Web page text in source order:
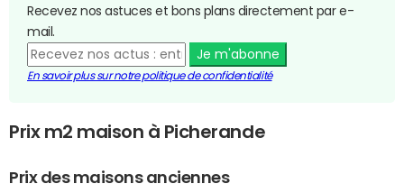
Recevez nos astuces et bons plans directement par e-
mail.
Je m'abonne
En savoir plus sur notre politique de confidentialité
Prix m2 maison à Picherande
Prix des maisons anciennes